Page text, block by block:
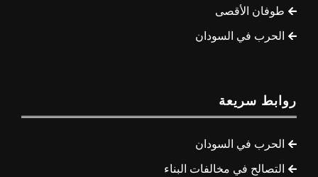
طوفان الأقصى
الحرب في السودان
روابط سريعة
الحرب في السودان
التصالح في مخالفات البناء